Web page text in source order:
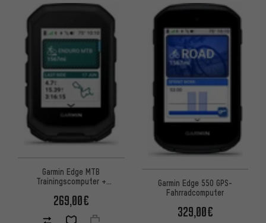
Garmin Edge MTB
Trainingscomputer +
269,00€
Garmin Edge 550 GPS-
Fahrradcomputer
329,00€